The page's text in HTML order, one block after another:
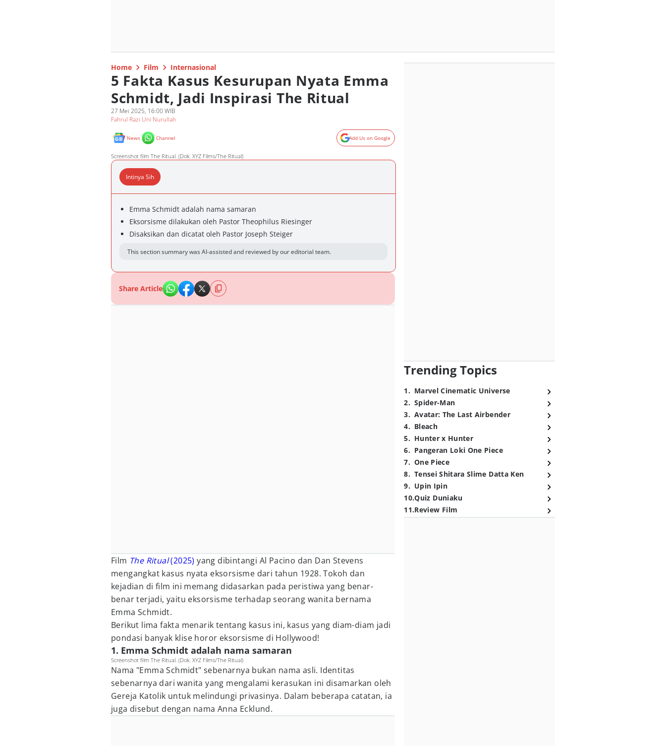
Home Film Internasional
5 Fakta Kasus Kesurupan Nyata Emma
Schmidt, Jadi Inspirasi The Ritual
27 Mei 2025, 16:00 WIB
Fahrul Razi Uni Nurullah
News Channel Add Us on Google
Screenshot film The Ritual. (Dok. XYZ Films/The Ritual)
Intinya Sih
Emma Schmidt adalah nama samaran
Eksorsisme dilakukan oleh Pastor Theophilus Riesinger
Disaksikan dan dicatat oleh Pastor Joseph Steiger
This section summary was AI-assisted and reviewed by our editorial team.
Share Article
Film The Ritual(2025) yang dibintangi Al Pacino dan Dan Stevens
mengangkat kasus nyata eksorsisme dari tahun 1928. Tokoh dan
kejadian di film ini memang didasarkan pada peristiwa yang benar-
benar terjadi, yaitu eksorsisme terhadap seorang wanita bernama
Emma Schmidt.
Berikut lima fakta menarik tentang kasus ini, kasus yang diam-diam jadi
pondasi banyak klise horor eksorsisme di Hollywood!
1. Emma Schmidt adalah nama samaran
Screenshot film The Ritual. (Dok. XYZ Films/The Ritual)
Nama "Emma Schmidt" sebenarnya bukan nama asli. Identitas
sebenarnya dari wanita yang mengalami kerasukan ini disamarkan oleh
Gereja Katolik untuk melindungi privasinya. Dalam beberapa catatan, ia
juga disebut dengan nama Anna Ecklund.
Trending Topics
1. Marvel Cinematic Universe
2. Spider-Man
3. Avatar: The Last Airbender
4. Bleach
5. Hunter x Hunter
6. Pangeran Loki One Piece
7. One Piece
8. Tensei Shitara Slime Datta Ken
9. Upin Ipin
10.Quiz Duniaku
11.Review Film